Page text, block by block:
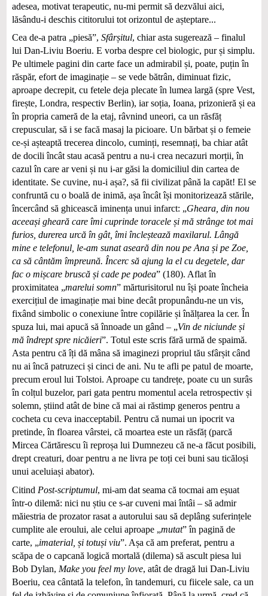
adesea, motivat terapeutic, nu-mi permit să dezvălui aici,
lăsându-i deschis cititorului tot orizontul de așteptare...
Cea de-a patra „piesă”, Sfârșitul, chiar asta sugerează – finalul
lui Dan-Liviu Boeriu. E vorba despre cel biologic, pur și simplu.
Pe ultimele pagini din carte face un admirabil și, poate, puțin în
răspăr, efort de imaginație – se vede bătrân, diminuat fizic,
aproape decrepit, cu fetele deja plecate în lumea largă (spre Vest,
firește, Londra, respectiv Berlin), iar soția, Ioana, prizonieră și ea
în propria cameră de la etaj, râvnind uneori, ca un răsfăț
crepuscular, să i se facă masaj la picioare. Un bărbat și o femeie
ce-și așteaptă trecerea dincolo, cuminți, resemnați, ba chiar atât
de docili încât stau acasă pentru a nu-i crea necazuri morții, în
cazul în care ar veni și nu i-ar găsi la domiciliul din cartea de
identitate. Se cuvine, nu-i așa?, să fii civilizat până la capăt! El se
confruntă cu o boală de inimă, așa încât își monitorizează stările,
încercând să ghicească iminența unui infarct: „Gheara, din nou
aceeași gheară care îmi cuprinde toracele și mă strânge tot mai
furios, durerea urcă în gât, îmi încleștează maxilarul. Lângă
mine e telefonul, le-am sunat aseară din nou pe Ana și pe Zoe,
ca să cântăm împreună. Încerc să ajung la el cu degetele, dar
fac o mișcare bruscă și cade pe podea” (180). Aflat în
proximitatea „marelui somn” mărturisitorul nu își poate încheia
exercițiul de imaginație mai bine decât propunându-ne un vis,
fixând simbolic o conexiune între copilărie și înălțarea la cer. În
spuza lui, mai apucă să înnoade un gând – „Vin de niciunde și
mă îndrept spre nicăieri”. Totul este scris fără urmă de spaimă.
Asta pentru că îți dă mâna să imaginezi propriul tău sfârșit când
nu ai încă patruzeci și cinci de ani. Nu te afli pe patul de moarte,
precum eroul lui Tolstoi. Aproape cu tandrețe, poate cu un surâs
în colțul buzelor, pari gata pentru momentul acela retrospectiv și
solemn, știind atât de bine că mai ai răstimp generos pentru a
cocheta cu ceva inacceptabil. Pentru că numai un ipocrit va
pretinde, în floarea vârstei, că moartea este un răsfăț (parcă
Mircea Cărtărescu îi reproșa lui Dumnezeu că ne-a făcut posibili,
drept creaturi, doar pentru a ne livra pe toți cei buni sau ticăloși
unui aceluiași abator).
Citind Post-scriptumul, mi-am dat seama că tocmai am eșuat
într-o dilemă: nici nu știu ce s-ar cuveni mai întâi – să admir
măiestria de prozator rasat a autorului sau să deplâng suferințele
cumplite ale eroului, ale celui aproape „mutat” în pagină de
carte, „imaterial, și totuși viu”. Așa că am preferat, pentru a
scăpa de o capcană logică mortală (dilema) să ascult piesa lui
Bob Dylan, Make you feel my love, atât de dragă lui Dan-Liviu
Boeriu, cea cântată la telefon, în tandemuri, cu fiicele sale, ca un